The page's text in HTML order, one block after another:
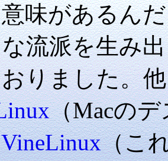
味があるん
流派を生み
りました。
（Macの
VineLinux（こ